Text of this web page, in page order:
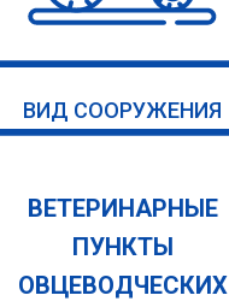
ВИД СООРУЖЕНИЯ
ВЕТЕРИНАРНЫЕ
ПУНКТЫ
ОВЦЕВОДЧЕСКИХ